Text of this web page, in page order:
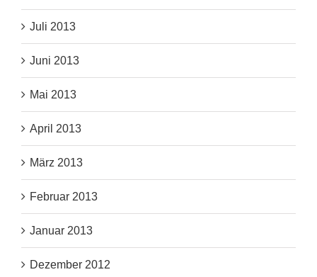
Juli 2013
Juni 2013
Mai 2013
April 2013
März 2013
Februar 2013
Januar 2013
Dezember 2012